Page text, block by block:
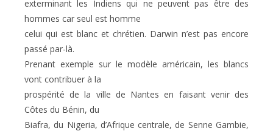
exterminant les Indiens qui ne peuvent pas être des
hommes car seul est homme
celui qui est blanc et chrétien. Darwin n’est pas encore
passé par-là.
Prenant exemple sur le modèle américain, les blancs
vont contribuer à la
prospérité de la ville de Nantes en faisant venir des
Côtes du Bénin, du
Biafra, du Nigeria, d’Afrique centrale, de Senne Gambie,